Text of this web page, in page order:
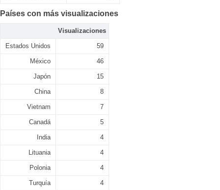
Países con más visualizaciones
Visualizaciones
Estados Unidos 59
México 46
Japón 15
China 8
Vietnam 7
Canadá 5
India 4
Lituania 4
Polonia 4
Turquía 4